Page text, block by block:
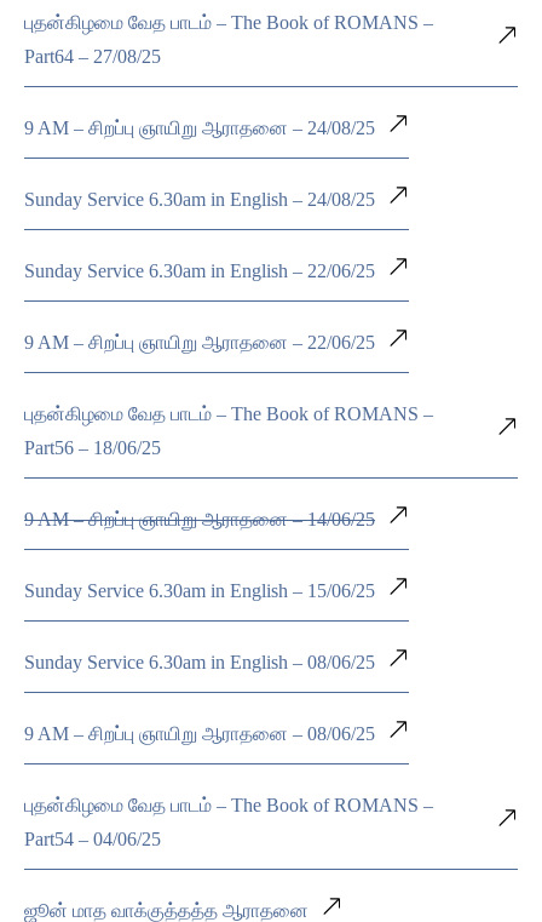
புதன்கிழமை வேத பாடம் – The Book of ROMANS –
Part64 – 27/08/25
9 AM – சிறப்பு ஞாயிறு ஆராதனை – 24/08/25
Sunday Service 6.30am in English – 24/08/25
Sunday Service 6.30am in English – 22/06/25
9 AM – சிறப்பு ஞாயிறு ஆராதனை – 22/06/25
புதன்கிழமை வேத பாடம் – The Book of ROMANS –
Part56 – 18/06/25
9 AM – சிறப்பு ஞாயிறு ஆராதனை – 14/06/25
Sunday Service 6.30am in English – 15/06/25
Sunday Service 6.30am in English – 08/06/25
9 AM – சிறப்பு ஞாயிறு ஆராதனை – 08/06/25
புதன்கிழமை வேத பாடம் – The Book of ROMANS –
Part54 – 04/06/25
ஜூன் மாத வாக்குத்தத்த ஆராதனை